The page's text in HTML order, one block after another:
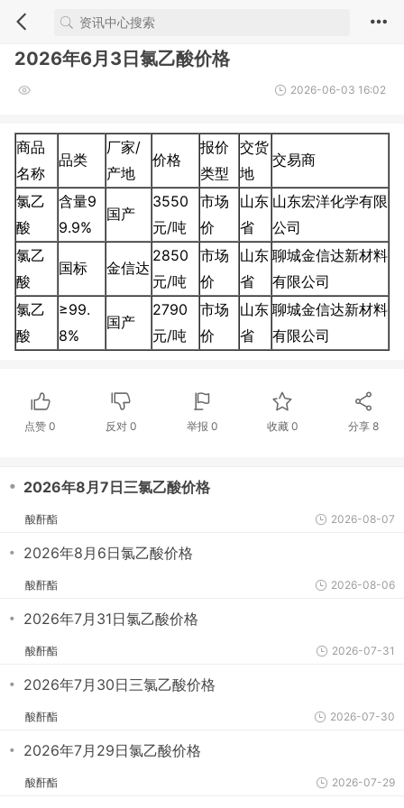
2026年6月3日氯乙酸价格
2026-06-03 16:02
商品
名称
品类
厂家/
产地
价格
报价
类型
交货
地
交易商
氯乙
酸
含量9
9.9%
国产
3550
元/吨
市场
价
山东
省
山东宏洋化学有限
公司
氯乙
酸
国标 金信达
2850
元/吨
市场
价
山东
省
聊城金信达新材料
有限公司
氯乙
酸
≥99.
8%
国产
2790
元/吨
市场
价
山东
省
聊城金信达新材料
有限公司
点赞0 反对 0 举报 0 收藏 0 分享8
・ 2026年8月7日三氯乙酸价格
酸酐酯 2026-08-07
・ 2026年8月6日氯乙酸价格
酸酐酯 2026-08-06
・ 2026年7月31日氯乙酸价格
酸酐酯 2026-07-31
・ 2026年7月30日三氯乙酸价格
酸酐酯 2026-07-30
・ 2026年7月29日氯乙酸价格
酸酐酯 2026-07-29